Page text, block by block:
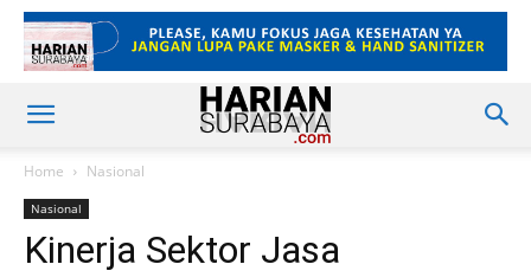
Home Nasional
Nasional
Kinerja Sektor Jasa